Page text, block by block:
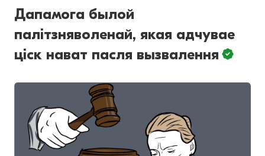
Дапамога былой
палітзняволенай, якая адчувае
ціск нават пасля вызвалення